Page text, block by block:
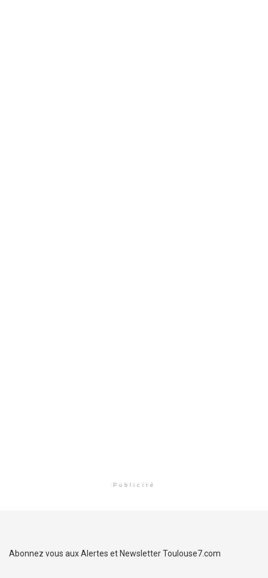
Publicité
Abonnez vous aux Alertes et Newsletter Toulouse7.com